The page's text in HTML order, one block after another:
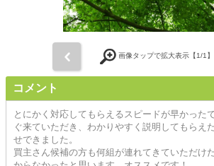
画像タップで拡大表示【1/1】
コメント
とにかく対応してもらえるスピードが早かった
ぐ来ていただき、わかりやすく説明してもらえ
せできました。
買主さん候補の方も何組が連れてきていただけ